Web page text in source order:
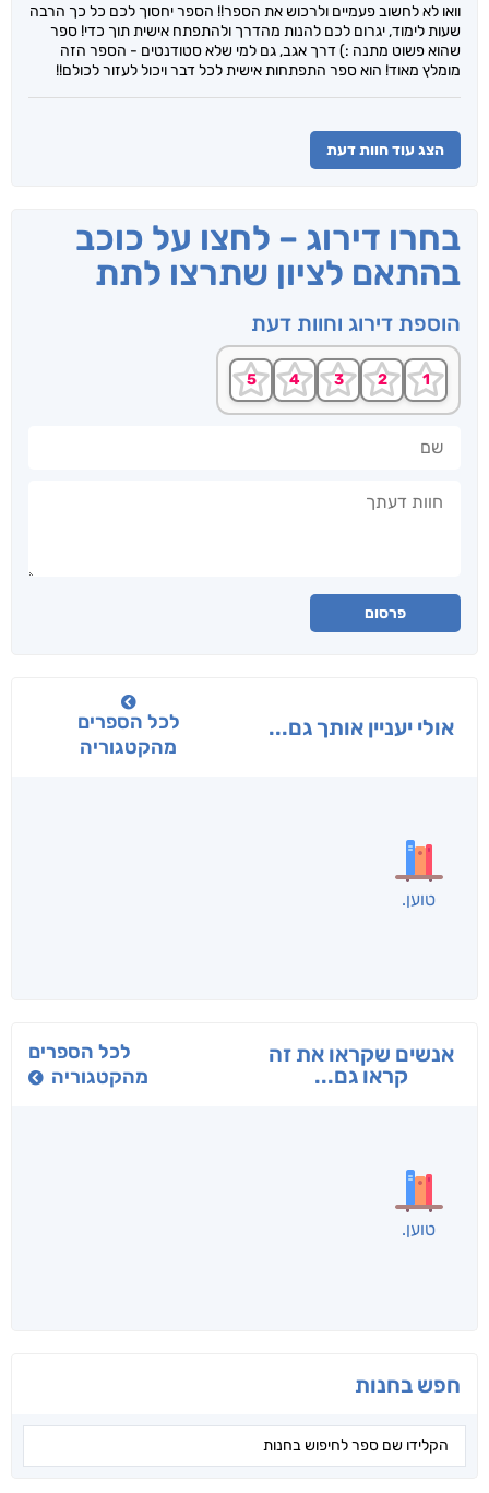
וואו לא לחשוב פעמיים ולרכוש את הספר!! הספר יחסוך לכם כל כך הרבה
שעות לימוד, יגרום לכם להנות מהדרך ולהתפתח אישית תוך כדי! ספר
שהוא פשוט מתנה :) דרך אגב, גם למי שלא סטודנטים - הספר הזה
מומלץ מאוד! הוא ספר התפתחות אישית לכל דבר ויכול לעזור לכולם!!
הצג עוד חוות דעת
בחרו דירוג – לחצו על כוכב
בהתאם לציון שתרצו לתת
הוספת דירוג וחוות דעת
פרסום
אולי יעניין אותך גם...
לכל הספרים
מהקטגוריה
בפנוכו
חני שאטן
תרדמת
א. פ.
אנשים שקראו את זה